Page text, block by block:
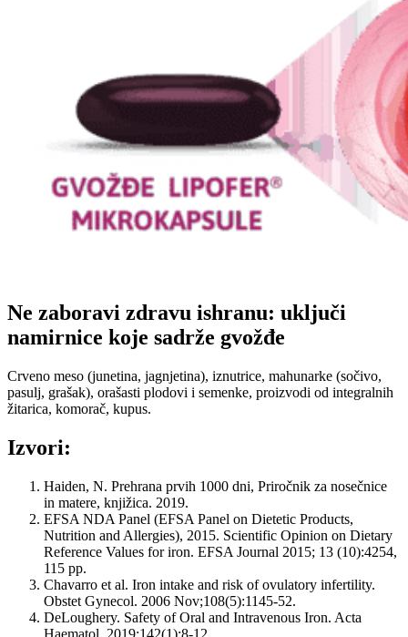
Ne zaboravi zdravu ishranu: uključi
namirnice koje sadrže gvožđe
Crveno meso (junetina, jagnjetina), iznutrice, mahunarke (sočivo,
pasulj, grašak), orašasti plodovi i semenke, proizvodi od integralnih
žitarica, komorač, kupus.
Izvori:
Haiden, N. Prehrana prvih 1000 dni, Priročnik za nosečnice
in matere, knjižica. 2019.
EFSA NDA Panel (EFSA Panel on Dietetic Products,
Nutrition and Allergies), 2015. Scientific Opinion on Dietary
Reference Values for iron. EFSA Journal 2015; 13 (10):4254,
115 pp.
Chavarro et al. Iron intake and risk of ovulatory infertility.
Obstet Gynecol. 2006 Nov;108(5):1145-52.
DeLoughery. Safety of Oral and Intravenous Iron. Acta
Haematol. 2019;142(1):8-12.